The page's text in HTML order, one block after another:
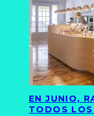
EN JUNIO,
TODOS